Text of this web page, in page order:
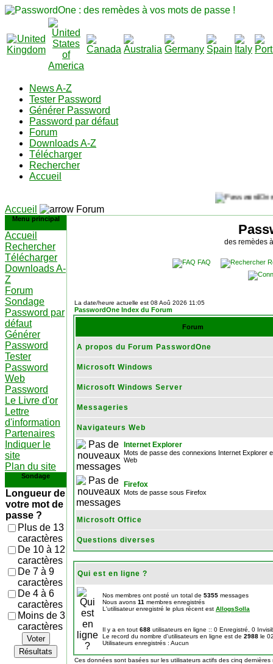
News A-Z
Tester Password
Générer Password
Password par défaut
Forum
Downloads A-Z
Télécharger
Rechercher
Accueil
Accueil Forum
Menu principal
Accueil
Rechercher
Télécharger
Downloads A-
Z
Forum
Sondage
Password par
défaut
Générer
Password
Tester
Password
Web
Password
Le Livre d'or
Lettre
d'information
Partenaires
Indiquer le
site
Plan du site
Sondage
Longueur de
votre mot de
passe ?
Plus de 13
caractères
De 10 à 12
caractères
De 7 à 9
caractères
De 4 à 6
caractères
Moins de 3
caractères
Voter
Résultats
des remèdes
FAQ
La date/heure actuelle est 08 Aoû 2026 11:05
PasswordOne Index du Forum
Forum
A propos du Forum PasswordOne
Microsoft Windows
Microsoft Windows Server
Messageries
Navigateurs Web
Internet Explorer
Mots de passe des connexions Internet Explorer
Web
Firefox
Mots de passe sous Firefox
Microsoft Office
Questions diverses
Qui est en ligne ?
Nos membres ont posté un total de 5355 messages
Nous avons 11 membres enregistrés
L'utilisateur enregistré le plus récent est AllogsSolla
Il y a en tout 688 utilisateurs en ligne :: 0 Enregistré, 0
Le record du nombre d'utilisateurs en ligne est de 2988 le
Utilisateurs enregistrés : Aucun
Ces données sont basées sur les utilisateurs actifs des cinq dernières